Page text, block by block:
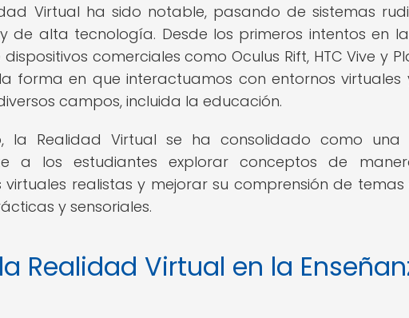
Virtual ha sido notable, pasando de sistemas
de alta tecnología. Desde los primeros intentos en
comerciales como Oculus Rift, HTC Vive y
forma en que interactuamos con entornos
campos, incluida la educación.
la Realidad Virtual se ha consolidado como una
a los estudiantes explorar conceptos de
realistas y mejorar su comprensión de
y sensoriales.
Realidad Virtual en la